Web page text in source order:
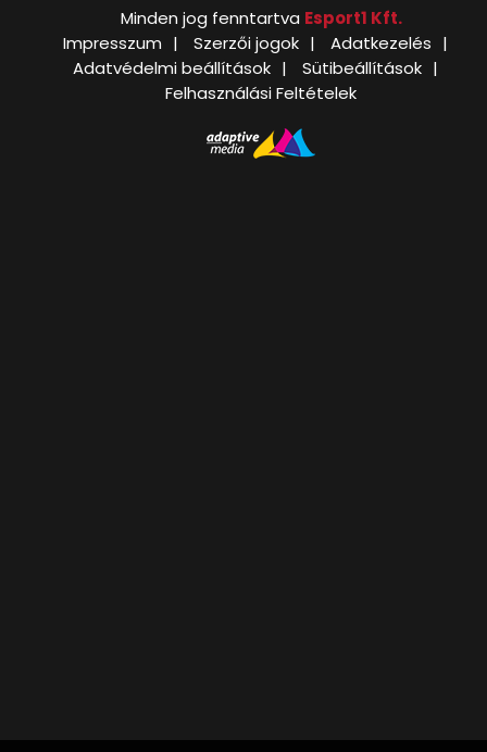
Minden jog fenntartva Esport1 Kft.
Impresszum
Szerzői jogok
Adatkezelés
Adatvédelmi beállítások
Sütibeállítások
Felhasználási Feltételek